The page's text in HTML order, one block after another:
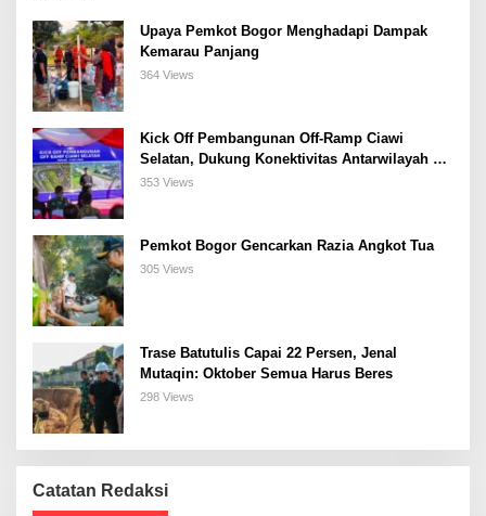
Upaya Pemkot Bogor Menghadapi Dampak
Kemarau Panjang
364 Views
Kick Off Pembangunan Off-Ramp Ciawi
Selatan, Dukung Konektivitas Antarwilayah di
Bogor Selatan
353 Views
Pemkot Bogor Gencarkan Razia Angkot Tua
305 Views
Trase Batutulis Capai 22 Persen, Jenal
Mutaqin: Oktober Semua Harus Beres
298 Views
Catatan Redaksi